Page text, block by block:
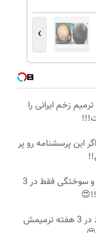
›
زخم ایرانی را
این پرسشنامه رو پر
ترمیم جای زخم، بخیه و سوختگی فقط در 3
جای بخیه داری؟؟ فقط در 3 هفته ترمیمش